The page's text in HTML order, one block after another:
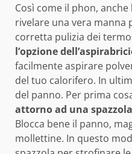
Così come il phon,
rivelare una vera manna
corretta pulizia dei
l’opzione
facilmente aspirare
del tuo calorifero. In
del panno. Per prima
attorno ad una spazzola
Blocca bene il panno,
mollettine. In questo